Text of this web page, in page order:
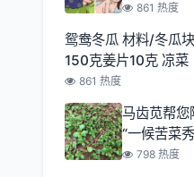
861 热度
鸳鸯冬瓜 材料/冬瓜
150克姜片10克 凉菜
861 热度
马齿苋帮您
“一候苦菜
麦秋至
798 热度